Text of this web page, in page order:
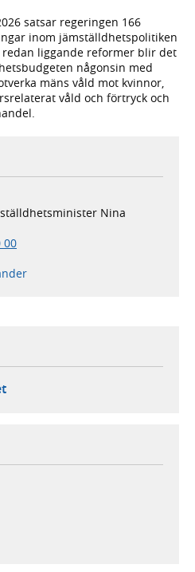
satsar regeringen 166
inom jämställdhetspolitiken
liggande reformer blir det
någonsin med
mäns våld mot kvinnor,
våld och förtryck och
Nina
00
ny flik, extern webbplats,
webbplats,
flik, extern webbplats,
postklient,